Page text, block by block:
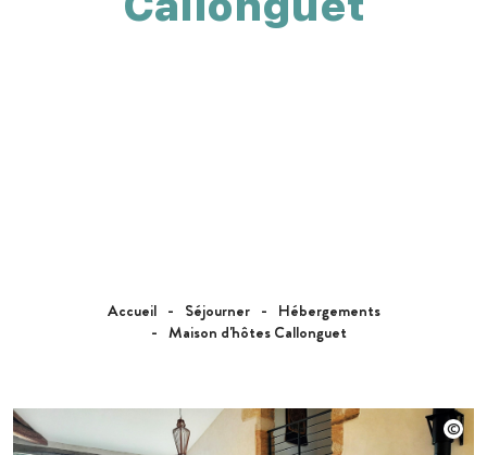
Accueil Séjourner
Hébergements
Maison d'hôtes Callonguet